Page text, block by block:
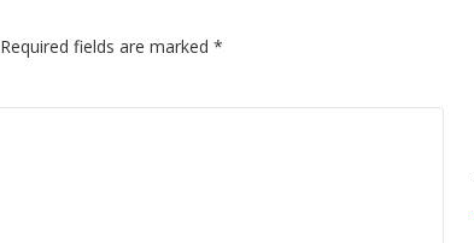
Required fields are marked *